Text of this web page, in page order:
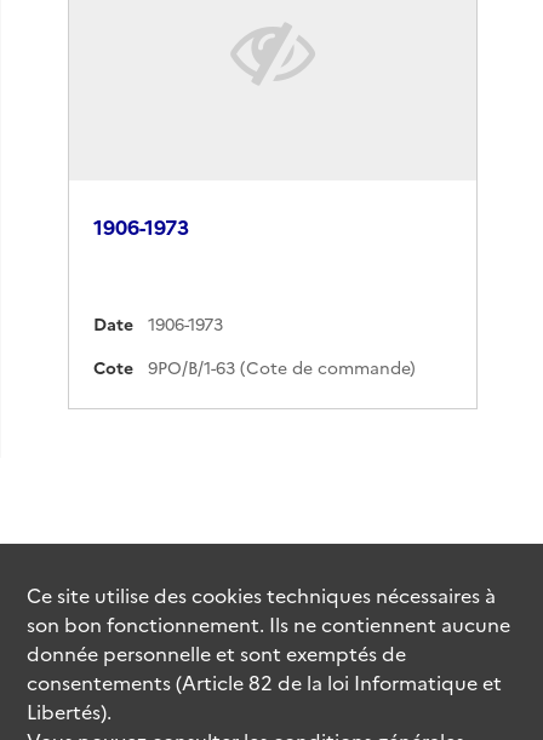
1906-1973
Date
1906-1973
Cote
9PO/B/1-63 (Cote de commande)
Ce site utilise descookiestechniques nécessaires à
son bon fonctionnement. Ils ne contiennent aucune
donnée personnelle et sont exemptés de
consentements (Article 82 de la loi Informatique et
Libertés).